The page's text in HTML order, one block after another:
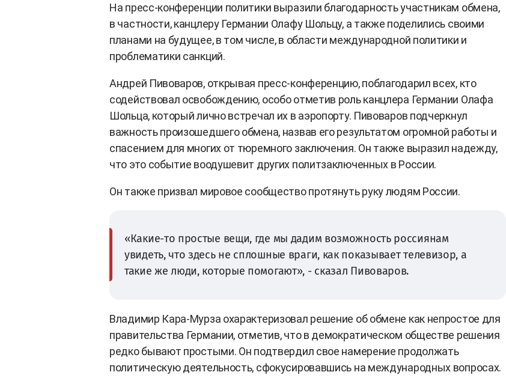
На пресс-конференции политики выразили благодарность участникам обмена,
в частности, канцлеру Германии Олафу Шольцу, а также поделились своими
планами на будущее, в том числе, в области международной политики и
проблематики санкций.
Андрей Пивоваров, открывая пресс-конференцию, поблагодарил всех, кто
содействовал освобождению, особо отметив роль канцлера Германии Олафа
Шольца, который лично встречал их в аэропорту. Пивоваров подчеркнул
важность произошедшего обмена, назвав его результатом огромной работы и
спасением для многих от тюремного заключения. Он также выразил надежду,
что это событие воодушевит других политзаключенных в России.
Он также призвал мировое сообщество протянуть руку людям России.
«Какие-то простые вещи, где мы дадим возможность россиянам
увидеть, что здесь не сплошные враги, как показывает телевизор, а
такие же люди, которые помогают», - сказал Пивоваров.
Владимир Кара-Мурза охарактеризовал решение об обмене как непростое для
правительства Германии, отметив, что в демократическом обществе решения
редко бывают простыми. Он подтвердил свое намерение продолжать
политическую деятельность, сфокусировавшись на международных вопросах.